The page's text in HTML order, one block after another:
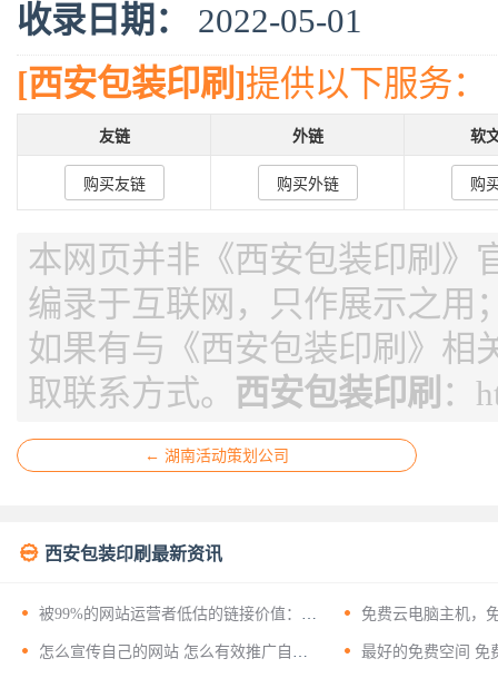
收录日期：
2022-05-01
[西安包装印刷]提供以下服务：
友链 外链 软
购买友链 购买外链 购
本网页并非《西安包装印刷》
编录于互联网，只作展示之用
如果有与《西安包装印刷》相
取联系方式。
西安包装印刷 ：
← 湖南活动策划公司
 西安包装印刷最新资讯
 被99%的网站运营者低估的链接价值：揭
开友情链接背后的十二层战略意义
 免费云电脑主机，
 怎么宣传自己的网站 怎么有效推广自己  最好的免费空间 免